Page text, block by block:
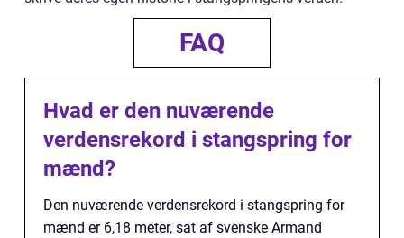
FAQ
Hvad er den nuværende
verdensrekord i stangspring for
mænd?
Den nuværende verdensrekord i stangspring for
mænd er 6,18 meter, sat af svenske Armand